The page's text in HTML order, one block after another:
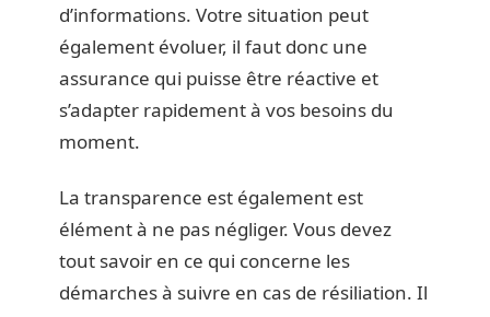
d’informations. Votre situation peut
également évoluer, il faut donc une
assurance qui puisse être réactive et
s’adapter rapidement à vos besoins du
moment.
La transparence est également est
élément à ne pas négliger. Vous devez
tout savoir en ce qui concerne les
démarches à suivre en cas de résiliation. Il